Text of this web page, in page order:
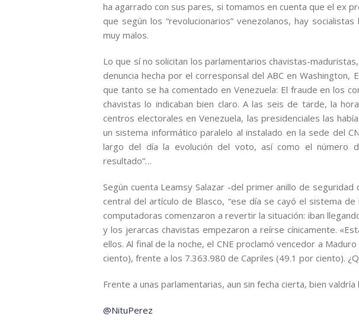
ha agarrado con sus pares, si tomamos en cuenta que el ex
que según los “revolucionarios” venezolanos, hay
muy malos.
Lo que sí no solicitan los parlamentarios chavistas-
denuncia hecha por el corresponsal del ABC en Washington,
que tanto se ha comentado en Venezuela: El fraude en los
chavistas lo indicaban bien claro. A las seis de tarde, la
centros electorales en Venezuela, las presidenciales las
un sistema informático paralelo al instalado en la sede del
largo del día la evolución del voto, así como el número
resultado”…
Según cuenta Leamsy Salazar -del primer anillo de
central del artículo de Blasco, “ese día se cayó el sistema
computadoras comenzaron a revertir la situación: iban
y los jerarcas chavistas empezaron a reírse cínicamente.
ellos. Al final de la noche, el CNE proclamó vencedor a
ciento), frente a los 7.363.980 de Capriles (49.1 por ciento).
Frente a unas parlamentarias, aun sin fecha cierta, bien
@NituPerez